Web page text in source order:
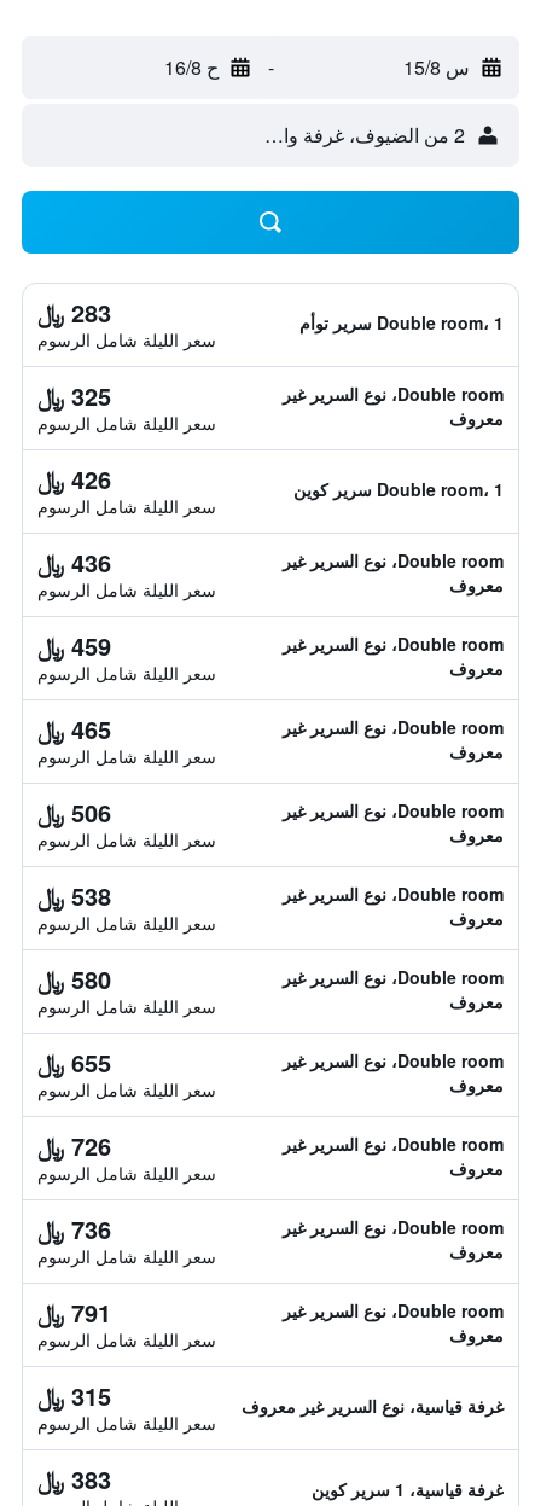
س 15/8 - ح 16/8
2 من الضيوف، غرفة واحدة
Double room، 1 سرير توأم 283 ﷼
سعر الليلة شامل الرسوم
Double room، نوع السرير غير
معروف
325 ﷼
سعر الليلة شامل الرسوم
Double room، 1 سرير كوين 426 ﷼
سعر الليلة شامل الرسوم
Double room، نوع السرير غير
معروف
436 ﷼
سعر الليلة شامل الرسوم
Double room، نوع السرير غير
معروف
459 ﷼
سعر الليلة شامل الرسوم
Double room، نوع السرير غير
معروف
465 ﷼
سعر الليلة شامل الرسوم
Double room، نوع السرير غير
معروف
506 ﷼
سعر الليلة شامل الرسوم
Double room، نوع السرير غير
معروف
538 ﷼
سعر الليلة شامل الرسوم
Double room، نوع السرير غير
معروف
580 ﷼
سعر الليلة شامل الرسوم
Double room، نوع السرير غير
معروف
655 ﷼
سعر الليلة شامل الرسوم
Double room، نوع السرير غير
معروف
726 ﷼
سعر الليلة شامل الرسوم
Double room، نوع السرير غير
معروف
736 ﷼
سعر الليلة شامل الرسوم
Double room، نوع السرير غير
معروف
791 ﷼
سعر الليلة شامل الرسوم
غرفة قياسية، نوع السرير غير معروف 315 ﷼
سعر الليلة شامل الرسوم
غرفة قياسية، 1 سرير كوين 383 ﷼